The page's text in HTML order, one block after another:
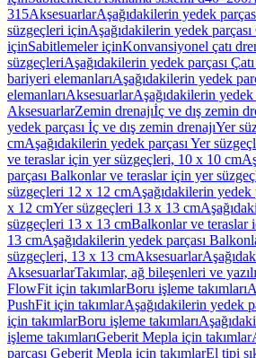
315AksesuarlarAşağıdakilerin yedek
süzgeçleri içinAşağıdakilerin yedek parçası
içinSabitlemeler içinKonvansiyonel çatı
süzgeçleriAşağıdakilerin yedek parçası
bariyeri elemanlarıAşağıdakilerin yedek
elemanlarıAksesuarlarAşağıdakilerin yedek
AksesuarlarZemin drenajıİç ve dış zemin
yedek parçası İç ve dış zemin drenajıYer
cmAşağıdakilerin yedek parçası Yer
ve teraslar için yer süzgeçleri, 10 x 10 cm
parçası Balkonlar ve teraslar için yer
süzgeçleri 12 x 12 cmAşağıdakilerin yedek
x 12 cmYer süzgeçleri 13 x 13 cm
süzgeçleri 13 x 13 cmBalkonlar ve teraslar
13 cmAşağıdakilerin yedek parçası
süzgeçleri, 13 x 13 cmAksesuarlar
AksesuarlarTakımlar, ağ bileşenleri ve
FlowFit için takımlarBoru işleme takımları
PushFit için takımlarAşağıdakilerin yedek
için takımlarBoru işleme takımları
işleme takımlarıGeberit Mepla için takımlar
parçası Geberit Mepla için takımlarEl tipi